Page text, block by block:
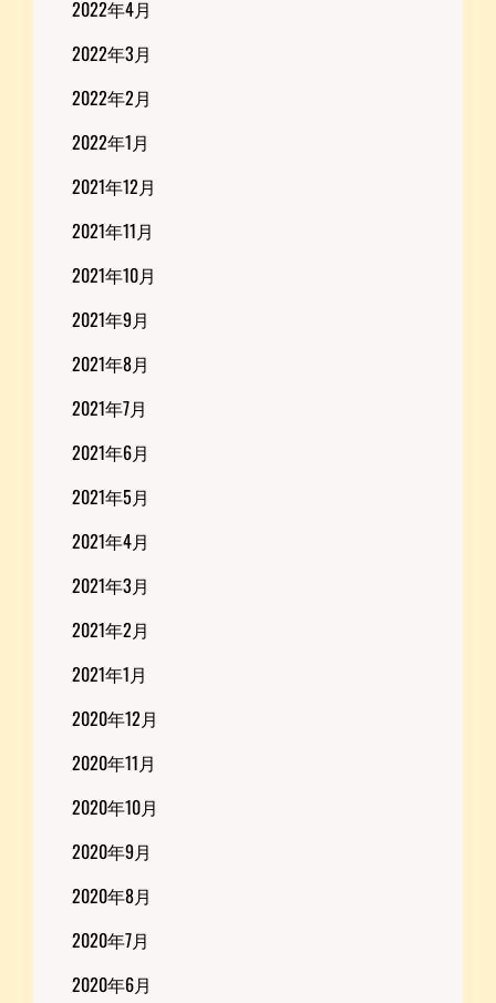
2022年4月
2022年3月
2022年2月
2022年1月
2021年12月
2021年11月
2021年10月
2021年9月
2021年8月
2021年7月
2021年6月
2021年5月
2021年4月
2021年3月
2021年2月
2021年1月
2020年12月
2020年11月
2020年10月
2020年9月
2020年8月
2020年7月
2020年6月